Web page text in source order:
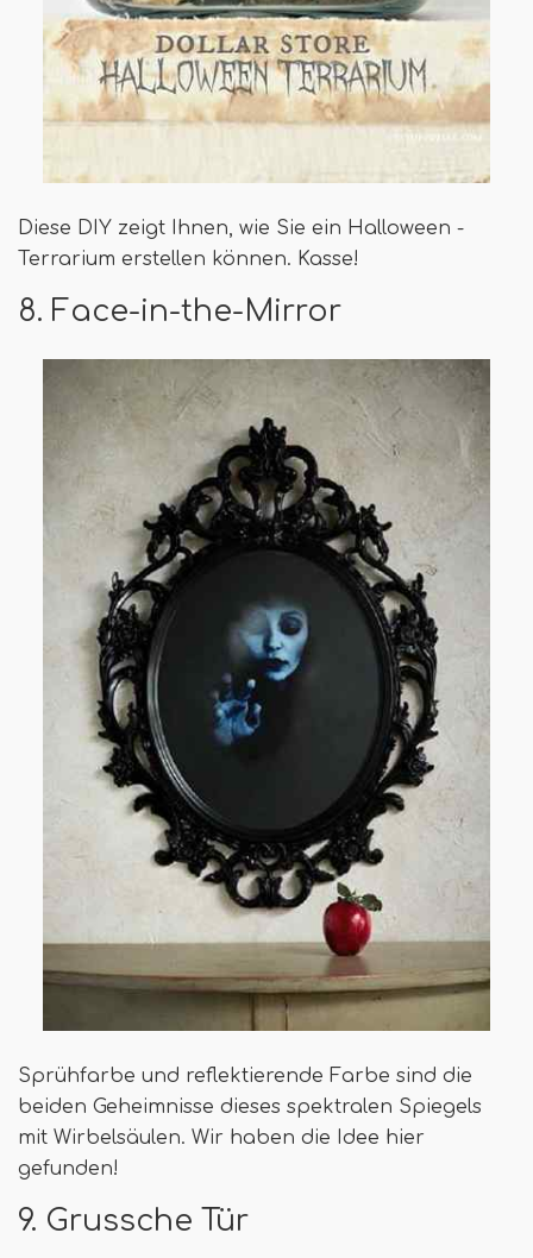
Diese DIY zeigt Ihnen, wie Sie ein Halloween -
Terrarium erstellen können. Kasse!
8. Face-in-the-Mirror
Sprühfarbe und reflektierende Farbe sind die
beiden Geheimnisse dieses spektralen Spiegels
mit Wirbelsäulen. Wir haben die Idee hier
gefunden!
9. Grussche Tür